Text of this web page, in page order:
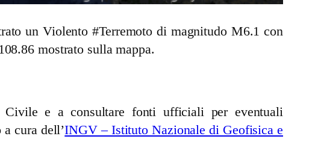
un Violento #Terremoto di magnitudo M6.1 con
mostrato sulla mappa.
Civile e a consultare fonti ufficiali per eventuali
cura dell’INGV – Istituto Nazionale di Geofisica e